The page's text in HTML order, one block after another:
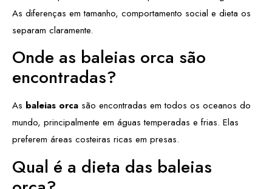
As diferenças em tamanho, comportamento social e dieta os
separam claramente.
Onde as baleias orca são
encontradas?
As baleias orca são encontradas em todos os oceanos do
mundo, principalmente em águas temperadas e frias. Elas
preferem áreas costeiras ricas em presas.
Qual é a dieta das baleias